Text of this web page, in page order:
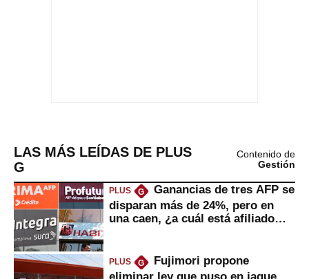
LAS MÁS LEÍDAS DE PLUS
G
Contenido de
Gestión
PLUS G
Ganancias de tres AFP se
disparan más de 24%, pero en
una caen, ¿a cuál está afiliado
PLUS G
Fujimori propone
eliminar ley que puso en jaque